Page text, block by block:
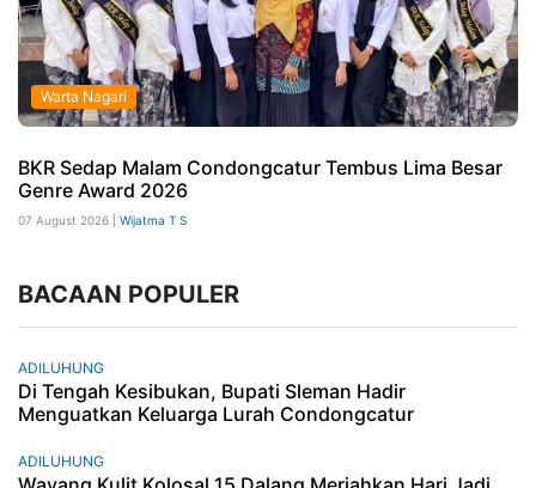
Warta Nagari
BKR Sedap Malam Condongcatur Tembus Lima Besar
Genre Award 2026
07 August 2026 | Wijatma T S
BACAAN POPULER
ADILUHUNG
Di Tengah Kesibukan, Bupati Sleman Hadir
Menguatkan Keluarga Lurah Condongcatur
ADILUHUNG